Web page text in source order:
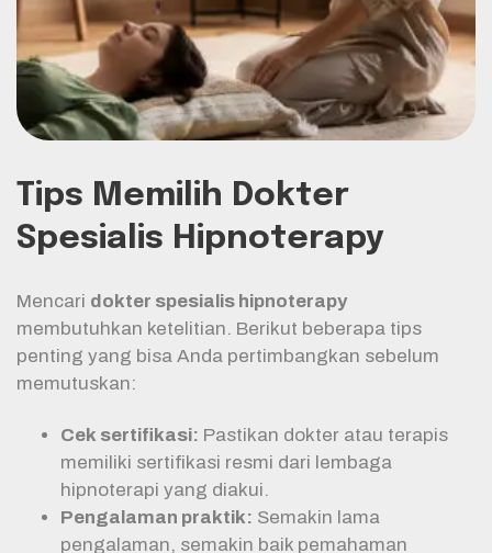
Tips Memilih Dokter
Spesialis Hipnoterapy
Mencari dokter spesialis hipnoterapy
membutuhkan ketelitian. Berikut beberapa tips
penting yang bisa Anda pertimbangkan sebelum
memutuskan:
Cek sertifikasi: Pastikan dokter atau terapis
memiliki sertifikasi resmi dari lembaga
hipnoterapi yang diakui.
Pengalaman praktik: Semakin lama
pengalaman, semakin baik pemahaman